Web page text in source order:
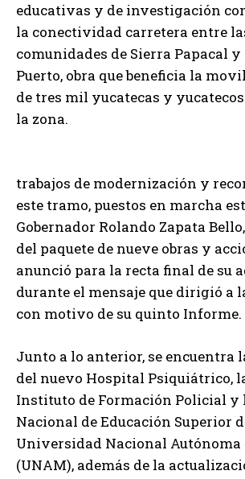
educativas y de investigación
la conectividad carretera entre
comunidades de Sierra Papacal y
Puerto, obra que beneficia la
de tres mil yucatecas y
la zona.
trabajos de modernización y
este tramo, puestos en marcha
Gobernador Rolando Zapata
del paquete de nueve obras y
anunció para la recta final de su
durante el mensaje que dirigió a
con motivo de su quinto Informe.
Junto a lo anterior, se encuentra
del nuevo Hospital Psiquiátrico,
Instituto de Formación Policial y
Nacional de Educación Superior
Universidad Nacional Autónoma
(UNAM), además de la